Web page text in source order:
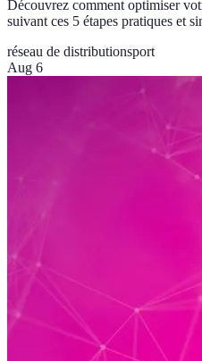
Découvrez comment optimiser
suivant ces 5 étapes pratiques et
réseau de distributionsport
Aug 6